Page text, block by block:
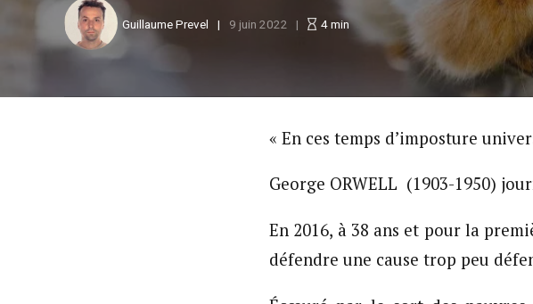
Guillaume Prevel 9 juin 2022 4min
« En ces temps d’imposture
George ORWELL (1903-1950)
En 2016, à 38 ans et pour la
défendre une cause trop peu